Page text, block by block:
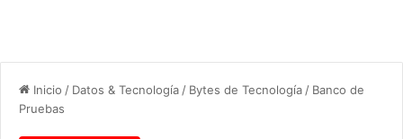
Inicio / Datos & Tecnología / Bytes de Tecnología / Banco de
Pruebas